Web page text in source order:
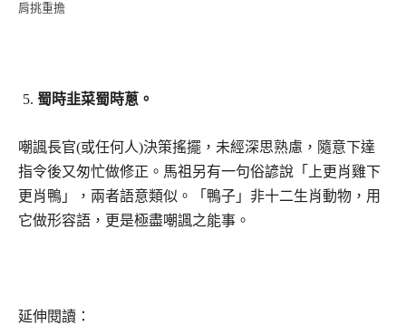
肩挑重擔
蜀時韭菜蜀時蔥。
嘲諷長官(或任何人)決策搖擺，未經深思熟慮，隨意下達
指令後又匆忙做修正。馬祖另有一句俗諺說「上更肖雞下
更肖鴨」，兩者語意類似。「鴨子」非十二生肖動物，用
它做形容語，更是極盡嘲諷之能事。
延伸閱讀：